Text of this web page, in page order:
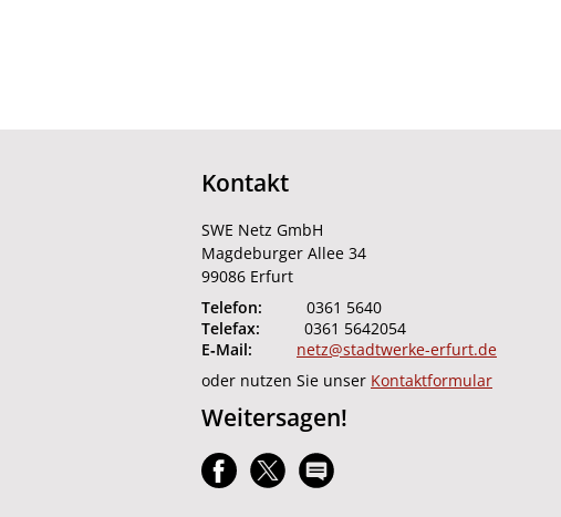
Kontakt
SWE Netz GmbH
Magdeburger Allee 34
99086 Erfurt
Telefon:
0361 5640
Telefax:
0361 5642054
E‑Mail:
netz@stadtwerke-erfurt.de
oder nutzen Sie unser Kontaktformular
Weitersagen!